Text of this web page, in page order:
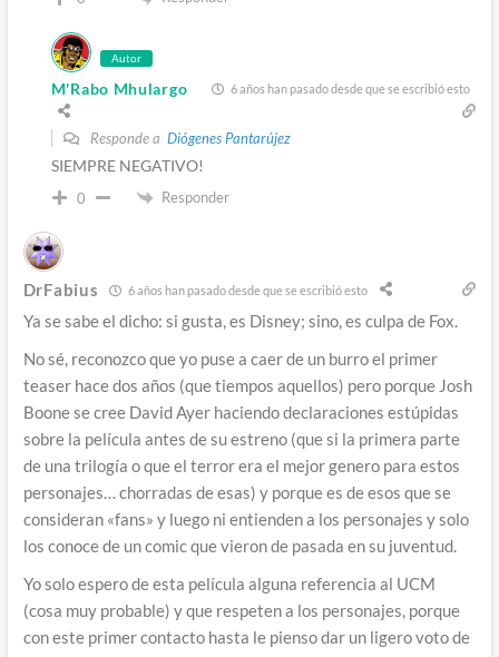
Autor
M'Rabo Mhulargo 6 años han pasado desde que se escribió esto
Responde a Diógenes Pantarújez
SIEMPRE NEGATIVO!
0 Responder
DrFabius 6 años han pasado desde que se escribió esto
Ya se sabe el dicho: si gusta, es Disney; sino, es culpa de Fox.
No sé, reconozco que yo puse a caer de un burro el primer
teaser hace dos años (que tiempos aquellos) pero porque Josh
Boone se cree David Ayer haciendo declaraciones estúpidas
sobre la película antes de su estreno (que si la primera parte
de una trilogía o que el terror era el mejor genero para estos
personajes… chorradas de esas) y porque es de esos que se
consideran «fans» y luego ni entienden a los personajes y solo
los conoce de un comic que vieron de pasada en su juventud.
Yo solo espero de esta película alguna referencia al UCM
(cosa muy probable) y que respeten a los personajes, porque
con este primer contacto hasta le pienso dar un ligero voto de